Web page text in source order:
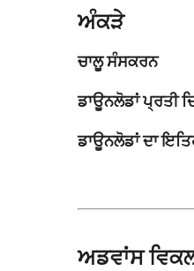
ਅੰਕੜੇ
ਚਾਲੂ ਸੰਸਕਰਨ
ਡਾਊਨਲੋਡਾਂ ਪ੍ਰਤੀ
ਡਾਊਨਲੋਡਾਂ ਦਾ
ਅਡਵਾਂਸ